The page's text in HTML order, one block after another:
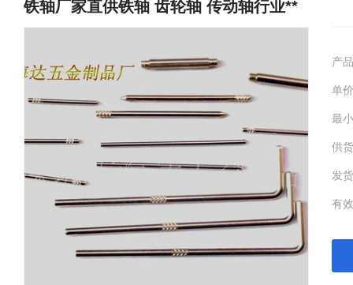
铁轴厂家直供铁轴 齿轮轴 传动轴行业**
产品
单价
最
供
发
有